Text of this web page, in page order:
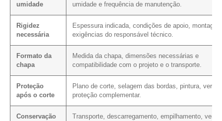
umidade
umidade e frequência de manutenção.
Rigidez
necessária
Espessura indicada, condições de apoio,
exigências do responsável técnico.
Formato da
chapa
Medida da chapa, dimensões necessárias e
compatibilidade com o projeto e o transporte.
Proteção
após o corte
Plano de corte, selagem das bordas, pintura, verniz
proteção complementar.
Conservação
Transporte, descarregamento, empilhamento,